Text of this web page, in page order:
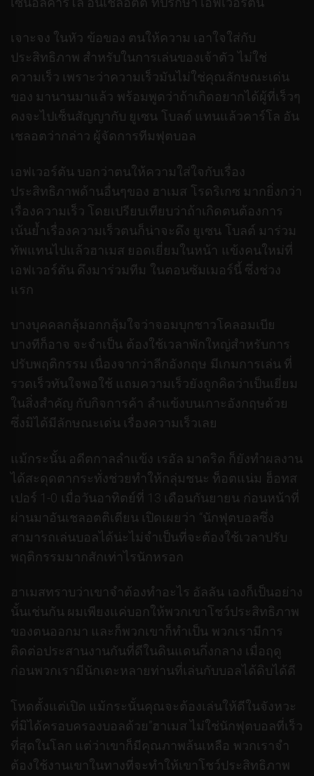
เจาะจง ในหัว ข้อของ ตนให้ความ เอาใจใส่กับ
ประสิทธิภาพ สำหรับในการเล่นของเจ้าตัว ไม่ใช่
ความเร็ว เพราะว่าความเร็วมันไม่ใช่คุณลักษณะเด่น
ของ มานานมาแล้ว พร้อมพูดว่าถ้าเกิดอยากได้ผู้ที่เร็วๆ
คงจะไปเซ็นสัญญากับ ยูเซน โบลต์ แทนแล้วคาร์โล อัน
เชลอตว่ากล่าว ผู้จัดการทีมฟุตบอล
เอฟเวอร์ตัน บอกว่าตนให้ความใส่ใจกับเรื่อง
ประสิทธิภาพด้านอื่นๆของ ฮาเมส โรดริเกซ มากยิ่งกว่า
เรื่องความเร็ว โดยเปรียบเทียบว่าถ้าเกิดตนต้องการ
เน้นย้ำเรื่องความเร็วตนก็น่าจะดึง ยูเซน โบลต์ มาร่วม
ทัพแทนไปแล้วฮาเมส ยอดเยี่ยมในหน้า แข้งคนใหม่ที่
เอฟเวอร์ตัน ดึงมาร่วมทีม ในตอนซัมเมอร์นี้ ซึ่งช่วง
แรก
บางบุคคลกลุ้มอกกลุ้มใจว่าจอมบุกชาวโคลอมเบีย
บางทีก็อาจ จะจำเป็น ต้องใช้เวลาพักใหญ่สำหรับการ
ปรับพฤติกรรม เนื่องจากว่าลีกอังกฤษ มีเกมการเล่น ที่
รวดเร็วทันใจพอใช้ แถมความเร็วยังถูกคิดว่าเป็นเยี่ยม
ในสิ่งสำคัญ กับกิจการค้า ลำแข้งบนเกาะอังกฤษด้วย
ซึ่งมิได้มีลักษณะเด่น เรื่องความเร็วเลย
แม้กระนั้น อดีตกาลลำแข้ง เรอัล มาดริด ก็ยังทำผลงาน
ได้สะดุดตากระทั่งช่วยทำให้กลุ่มชนะ ท็อตแน่ม ฮ็อทส
เปอร์ 1-0 เมื่อวันอาทิตย์ที่ 13 เดือนกันยายน ก่อนหน้าที่
ผ่านมาอันเชลอตติเตียน เปิดเผยว่า “นักฟุตบอลซึ่ง
สามารถเล่นบอลได้น่ะไม่จำเป็นที่จะต้องใช้เวลาปรับ
พฤติกรรมมากสักเท่าไรนักหรอก
ฮาเมสทราบว่าเขาจำต้องทำอะไร อัลลัน เองก็เป็นอย่าง
นั้นเช่นกัน ผมเพียงแค่บอกให้พวกเขาโชว์ประสิทธิภาพ
ของตนออกมา และก็พวกเขาก็ทำเป็น พวกเรามีการ
ติดต่อประสานงานกันที่ดีในดินแดนกึ่งกลาง เมื่อฤดู
ก่อนพวกเรามีนักเตะหลายท่านที่เล่นกับบอลได้ดิบได้ดี
โหดตั้งแต่เปิด แม้กระนั้นคุณจะต้องเล่นให้ดีในจังหวะ
ที่มิได้ครอบครองบอลด้วย”ฮาเมส ไม่ใช่นักฟุตบอลที่เร็ว
ที่สุดในโลก แต่ว่าเขาก็มีคุณภาพล้นเหลือ พวกเราจำ
ต้องใช้งานเขาในทางที่จะทำให้เขาโชว์ประสิทธิภาพ